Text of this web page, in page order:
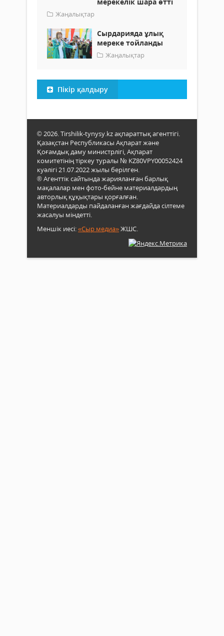
Жаңалықтар
Сырдарияда ұлық
мереке тойланды
Жаңалықтар
Пікір қалдыру
© 2026. Tirshilik-tynysy.kz ақпараттық агенттігі.
Қазақстан Республикасы Ақпарат және
Қоғамдық даму министрлігі, Ақпарат
комитетінің тіркеу туралы № KZ80VPY00052424
куәлігі 21.07.2022 жылы берілген.
® Агенттік сайтында жарияланған барлық
мақалалар мен фото-бейне материалдардың
авторлық құқықтары қорғалған.
Материалдарды пайдаланған жағдайда сілтеме
жасалуы міндетті.
Меншік иесі:«Сыр медиа»ЖШС.